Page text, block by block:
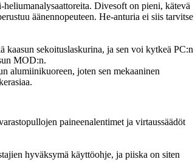
Divesoft on pieni, kätevä
äänennopeuteen. He-anturia ei siis tarvitse
kaasun sekoituslaskurina, ja sen voi kytkeä PC:n
MOD:n.
alumiinikuoreen, joten sen mekaaninen
paineenalentimet ja virtaussäädöt
hyväksymä käyttöohje, ja piiska on siten